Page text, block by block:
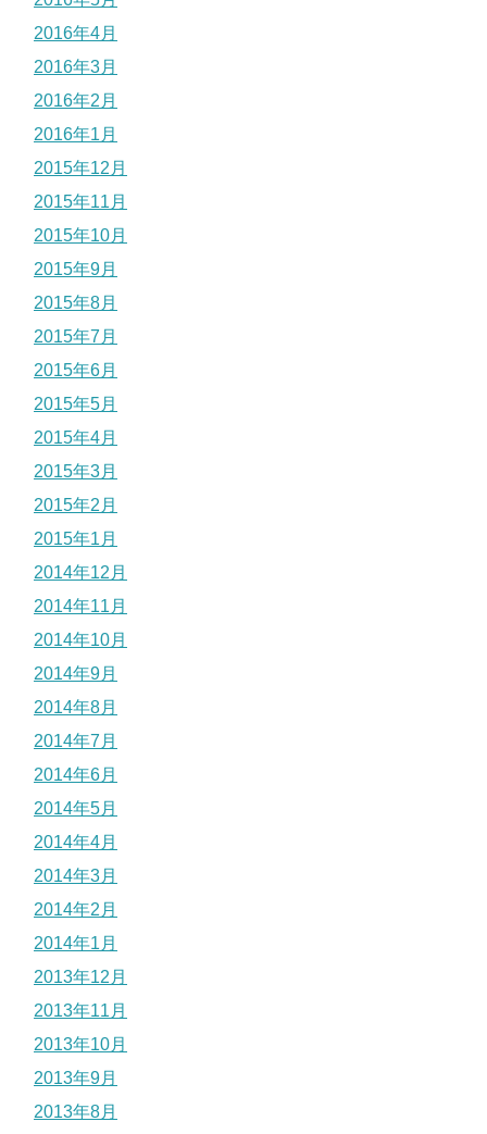
2016年4月
2016年3月
2016年2月
2016年1月
2015年12月
2015年11月
2015年10月
2015年9月
2015年8月
2015年7月
2015年6月
2015年5月
2015年4月
2015年3月
2015年2月
2015年1月
2014年12月
2014年11月
2014年10月
2014年9月
2014年8月
2014年7月
2014年6月
2014年5月
2014年4月
2014年3月
2014年2月
2014年1月
2013年12月
2013年11月
2013年10月
2013年9月
2013年8月